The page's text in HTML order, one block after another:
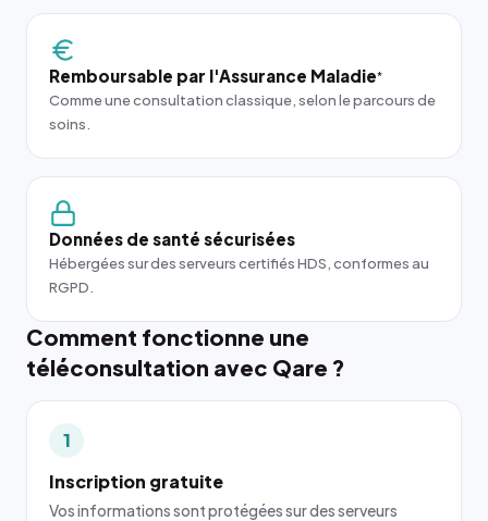
Remboursable par l'Assurance Maladie*
Comme une consultation classique, selon le parcours de
soins.
Données de santé sécurisées
Hébergées sur des serveurs certifiés HDS, conformes au
RGPD.
Comment fonctionne une
téléconsultation avec Qare ?
1
Inscription gratuite
Vos informations sont protégées sur des serveurs